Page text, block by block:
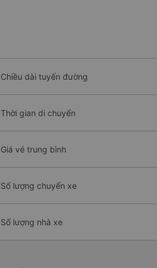
Chiều dài tuyến đường
Thời gian di chuyển
Giá vé trung bình
Số lượng chuyến xe
Số lượng nhà xe